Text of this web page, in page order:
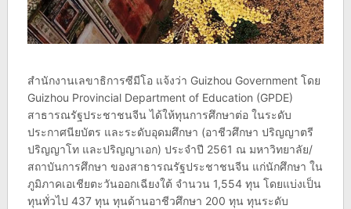
สำนักงานเลขาธิการซีมีโอ แจ้งว่า Guizhou Government โดย
Guizhou Provincial Department of Education (GPDE)
สาธารณรัฐประชาชนจีน ได้ให้ทุนการศึกษาต่อ ในระดับ
ประกาศนียบัตร และระดับอุดมศึกษา (อาชีวศึกษา ปริญญาตรี
ปริญญาโท และปริญญาเอก) ประจำปี 2561 ณ มหาวิทยาลัย/
สถาบันการศึกษา ของสาธารณรัฐประชาชนจีน แก่นักศึกษา ใน
ภูมิภาคเอเชียตะวันออกเฉียงใต้ จำนวน 1,554 ทุน โดยแบ่งเป็น
ทุนทั่วไป 437 ทุน ทุนด้านอาชีวศึกษา 200 ทุน ทุนระดับ